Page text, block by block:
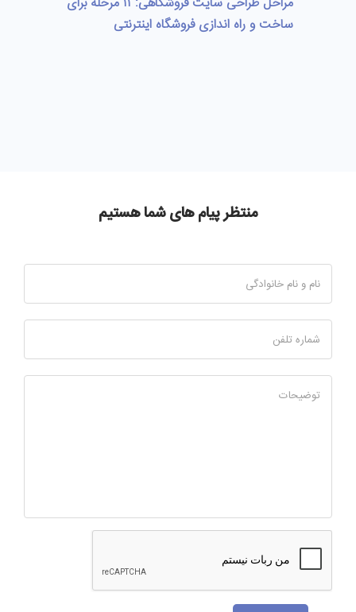
ساخت و راه اندازی فروشگاه اینترنتی
منتظر پیام های شما هستیم
نام و نام خانوادگی
شماره تلفن
توضیحات